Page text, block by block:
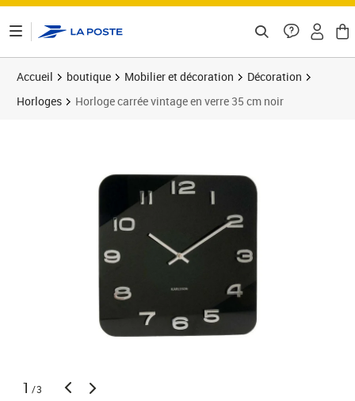
Accueil boutique Mobilier et décoration
Décoration
Horloges
Horloge carrée vintage en verre 35 cm noir
1 /3